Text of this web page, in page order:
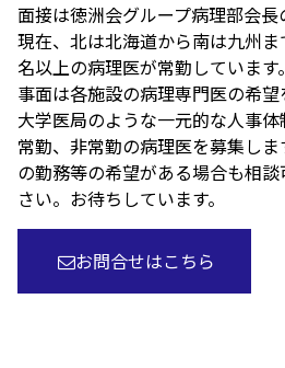
面接は徳洲会グループ病理部会長
現在、北は北海道から南は九州
名以上の病理医が常勤していま
事面は各施設の病理専門医の希望
大学医局のような一元的な人事体
常勤、非常勤の病理医を募集し
の勤務等の希望がある場合も相
さい。お待ちしています。
お問合せはこちら